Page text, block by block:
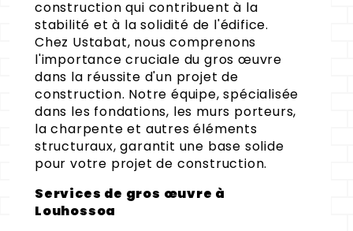
construction qui contribuent à la
stabilité et à la solidité de l'édifice.
Chez Ustabat, nous comprenons
l'importance cruciale du gros œuvre
dans la réussite d'un projet de
construction. Notre équipe, spécialisée
dans les fondations, les murs porteurs,
la charpente et autres éléments
structuraux, garantit une base solide
pour votre projet de construction.
Services de gros œuvre à
Louhossoa